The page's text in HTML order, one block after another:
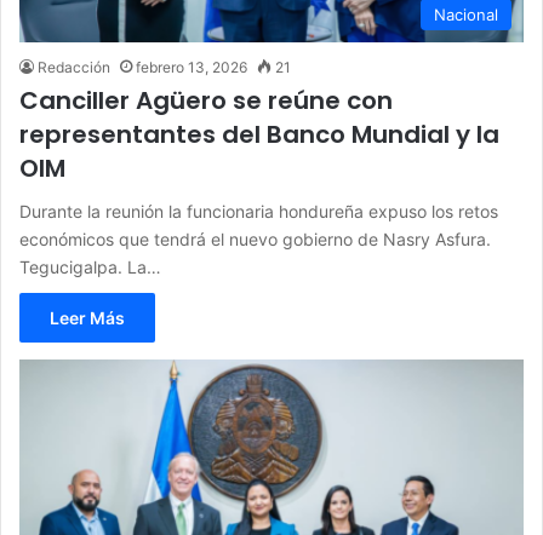
Nacional
Redacción febrero 13, 2026 21
Canciller Agüero se reúne con
representantes del Banco Mundial y la
OIM
Durante la reunión la funcionaria hondureña expuso los retos
económicos que tendrá el nuevo gobierno de Nasry Asfura.
Tegucigalpa. La…
Leer Más